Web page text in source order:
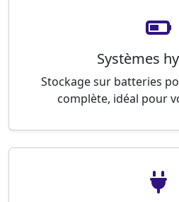
Systèmes
Stockage sur batteries
complète, idéal pour